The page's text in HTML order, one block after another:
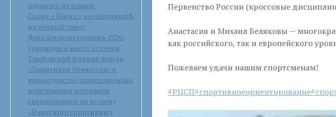
отдыхать на пляжи
Спорт + Наука = неожиданный,
но точный союз!
День физкультурника-2026:
традиции и место встречи
Тамбовский филиал фонда
«Защитники Отечества» и
министерство спорта региона
приглашают ветеранов
спецоперации на встречу
«Навигатор спортивных
Первенство России (кроссовые
Анастасия и Михаил Беляковы —
как российского, так и европейского
Пожелаем удачи нашим спортсменам!
#РЦСП#спортивноеориентирование